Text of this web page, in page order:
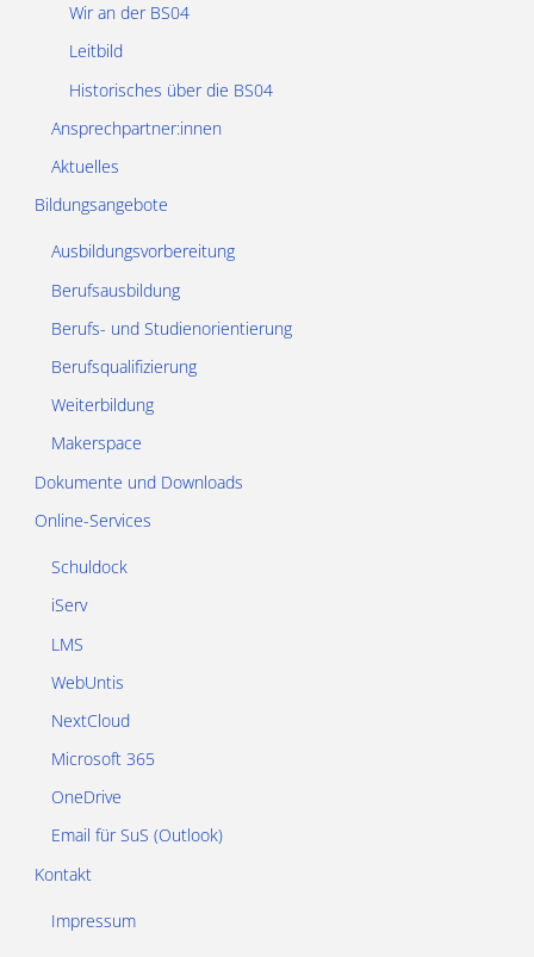
Wir an der BS04
Leitbild
Historisches über die BS04
Ansprechpartner:innen
Aktuelles
Bildungsangebote
Ausbildungsvorbereitung
Berufsausbildung
Berufs- und Studienorientierung
Berufsqualifizierung
Weiterbildung
Makerspace
Dokumente und Downloads
Online-Services
Schuldock
iServ
LMS
WebUntis
NextCloud
Microsoft 365
OneDrive
Email für SuS (Outlook)
Kontakt
Impressum